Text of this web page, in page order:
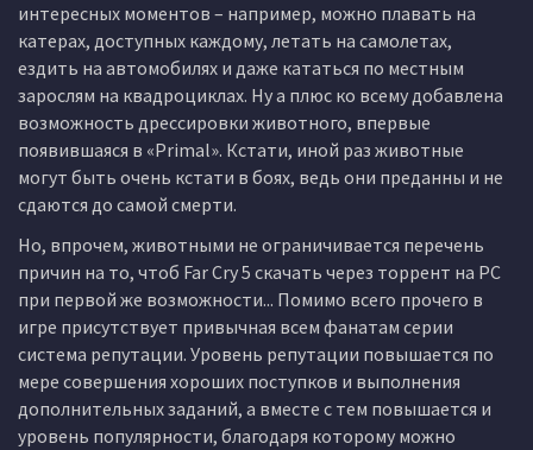
интересных моментов – например, можно плавать на
катерах, доступных каждому, летать на самолетах,
ездить на автомобилях и даже кататься по местным
зарослям на квадроциклах. Ну а плюс ко всему добавлена
возможность дрессировки животного, впервые
появившаяся в «Primal». Кстати, иной раз животные
могут быть очень кстати в боях, ведь они преданны и не
сдаются до самой смерти.
Но, впрочем, животными не ограничивается перечень
причин на то, чтоб Far Cry 5 скачать через торрент на PC
при первой же возможности... Помимо всего прочего в
игре присутствует привычная всем фанатам серии
система репутации. Уровень репутации повышается по
мере совершения хороших поступков и выполнения
дополнительных заданий, а вместе с тем повышается и
уровень популярности, благодаря которому можно